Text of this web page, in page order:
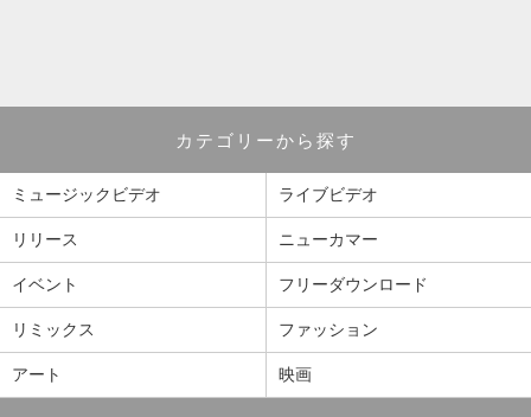
カテゴリーから探す
ミュージックビデオ ライブビデオ
リリース ニューカマー
イベント フリーダウンロード
リミックス ファッション
アート 映画